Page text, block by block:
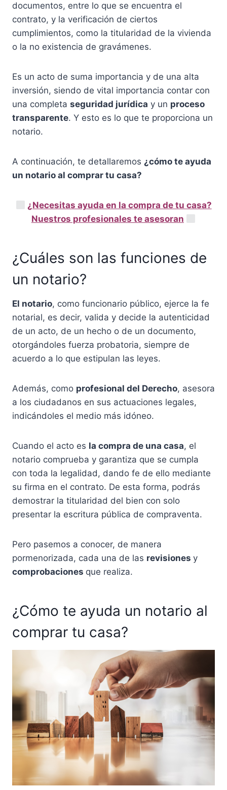
documentos, entre lo que se encuentra el
contrato, y la verificación de ciertos
cumplimientos, como la titularidad de la vivienda
o la no existencia de gravámenes.
Es un acto de suma importancia y de una alta
inversión, siendo de vital importancia contar con
una completa seguridad jurídica y un proceso
transparente. Y esto es lo que te proporciona un
notario.
A continuación, te detallaremos ¿cómo te ayuda
un notario al comprar tu casa?
¿Necesitas ayuda en la compra de tu casa?
Nuestros profesionales te asesoran
¿Cuáles son las funciones de
un notario?
El notario, como funcionario público, ejerce la fe
notarial, es decir, valida y decide la autenticidad
de un acto, de un hecho o de un documento,
otorgándoles fuerza probatoria, siempre de
acuerdo a lo que estipulan las leyes.
Además, como profesional del Derecho, asesora
a los ciudadanos en sus actuaciones legales,
indicándoles el medio más idóneo.
Cuando el acto es la compra de una casa, el
notario comprueba y garantiza que se cumpla
con toda la legalidad, dando fe de ello mediante
su firma en el contrato. De esta forma, podrás
demostrar la titularidad del bien con solo
presentar la escritura pública de compraventa.
Pero pasemos a conocer, de manera
pormenorizada, cada una de las revisiones y
comprobaciones que realiza.
¿Cómo te ayuda un notario al
comprar tu casa?